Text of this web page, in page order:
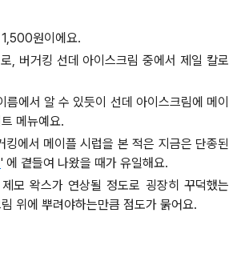
원이에요.
, 버거킹 선데 아이스크림 중에서 제일 칼로
름에서 알 수 있듯이 선데 아이스크림에 메이
메뉴예요.
킹에서 메이플 시럽을 본 적은 지금은 단종된
' 에 곁들여 나왔을 때가 유일해요.
모 왁스가 연상될 정도로 굉장히 꾸덕했는
위에 뿌려야하는만큼 점도가 묽어요.